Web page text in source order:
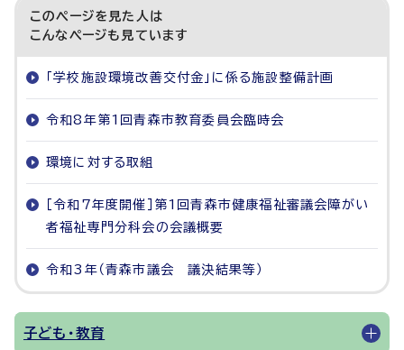
このページを見た人は
こんなページも見ています
「学校施設環境改善交付金」に係る施設整備計画
令和8年第1回青森市教育委員会臨時会
環境に対する取組
［令和7年度開催］第1回青森市健康福祉審議会障がい
者福祉専門分科会の会議概要
令和3年（青森市議会 議決結果等）
子ども・教育